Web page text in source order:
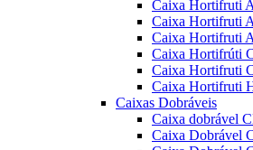
Caixa Hortifruti
Caixa Hortifruti
Caixa Hortifruti
Caixa Hortifrúti
Caixa Hortifruti
Caixa Hortifruti
Caixas Dobráveis
Caixa dobrável
Caixa Dobrável